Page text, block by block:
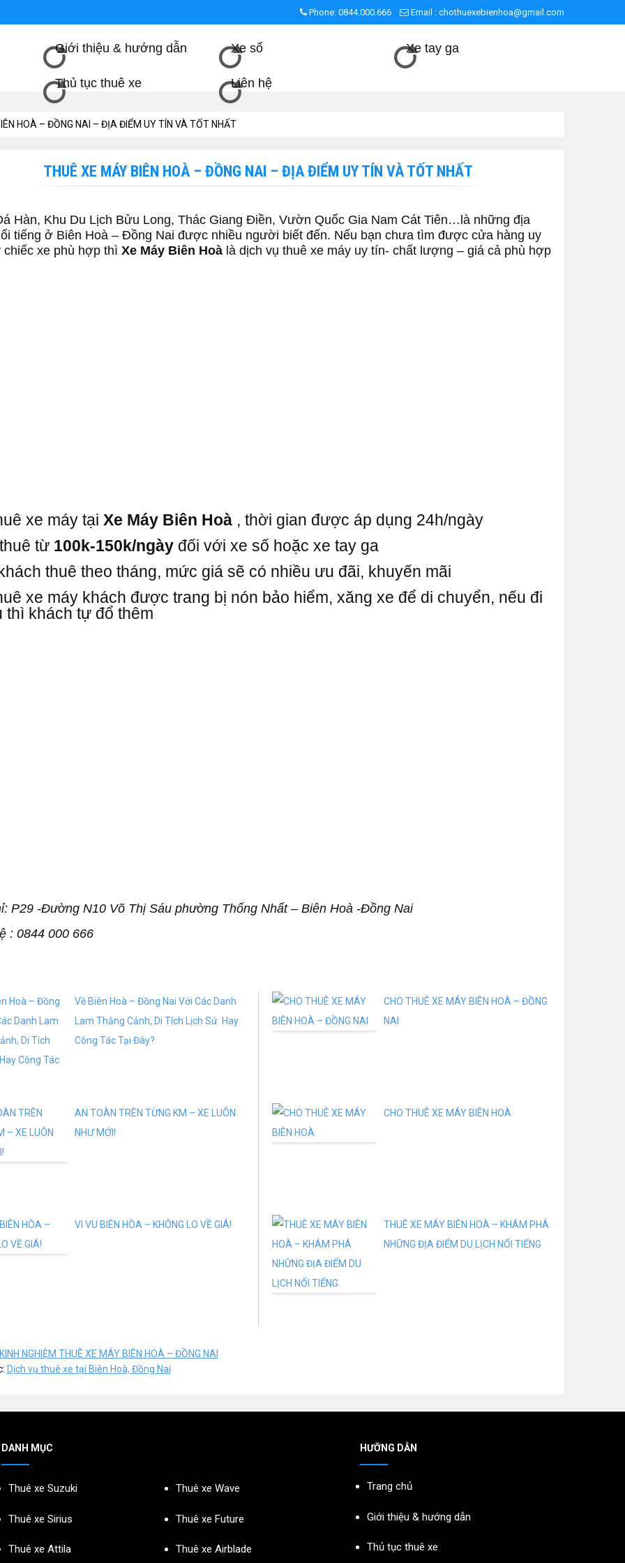
Phone: 0844.000.666 Email : chothuexebienhoa@gmail.com
Giới thiệu & hướng dẫn Xe số Xe tay ga
Thủ tục thuê xe Liên hệ
HOÀ – ĐỒNG NAI – ĐỊA ĐIỂM UY TÍN VÀ TỐT NHẤT
THUÊ XE MÁY BIÊN HOÀ – ĐỒNG NAI – ĐỊA ĐIỂM UY TÍN VÀ TỐT NHẤT
Hàn, Khu Du Lịch Bửu Long, Thác Giang Điền, Vườn Quốc Gia Nam Cát Tiên…là những địa
tiếng ở Biên Hoà – Đồng Nai được nhiều người biết đến. Nếu bạn chưa tìm được cửa hàng uy
chiếc xe phù hợp thì Xe Máy Biên Hoàlà dịch vụ thuê xe máy uy tín- chất lượng – giá cả phù hợp
xe máy tại Xe Máy Biên Hoà, thời gian được áp dụng 24h/ngày
từ 100k-150k/ngàyđối với xe số hoặc xe tay ga
thuê theo tháng, mức giá sẽ có nhiều ưu đãi, khuyến mãi
xe máy khách được trang bị nón bảo hiểm, xăng xe để di chuyển, nếu đi
thì khách tự đổ thêm
P29 -Đường N10 Võ Thị Sáu phường Thống Nhất – Biên Hoà -Đồng Nai
: 0844 000 666
Về Biên Hoà – Đồng Nai Với Các Danh
Lam Thắng Cảnh, Di Tích Lịch Sử Hay
Công Tác Tại Đây?
AN TOÀN TRÊN TỪNG KM – XE LUÔN
NHƯ MỚI!
VI VU BIÊN HÒA – KHÔNG LO VỀ GIÁ!
CHO THUÊ XE MÁY BIÊN HOÀ – ĐỒNG
NAI
CHO THUÊ XE MÁY BIÊN HOÀ
THUÊ XE MÁY BIÊN HOÀ – KHÁM PHÁ
NHỮNG ĐỊA ĐIỂM DU LỊCH NỔI TIẾNG
NGHIỆM THUÊ XE MÁY BIÊN HOÀ – ĐỒNG NAI
Dịch vụ thuê xe tại Biên Hoà, Đồng Nai
DANH MỤC
Thuê xe Suzuki Thuê xe Wave
Thuê xe Sirius Thuê xe Future
Thuê xe Attila Thuê xe Airblade
HƯỠNG DẪN
Trang chủ
Giới thiệu & hướng dẫn
Thủ tục thuê xe